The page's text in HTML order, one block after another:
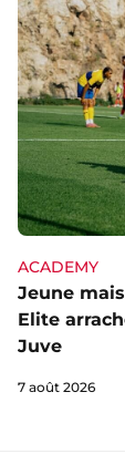
ACADEMY
Jeune
Elite
Juve
7 août 2026